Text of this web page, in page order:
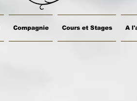
Compagnie Cours et Stages A